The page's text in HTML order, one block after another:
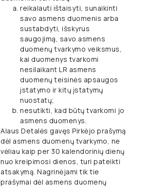
reikalauti ištaisyti, sunaikinti
savo asmens duomenis arba
sustabdyti, išskyrus
saugojimą, savo asmens
duomenų tvarkymo veiksmus,
kai duomenys tvarkomi
nesilaikant LR asmens
duomenų teisinės apsaugos
įstatymo ir kitų įstatymų
nuostatų;
nesutikti, kad būtų tvarkomi jo
asmens duomenys.
Alaus Detalės gavęs Pirkėjo prašymą
dėl asmens duomenų tvarkymo, ne
vėliau kaip per 30 kalendorinių dienų
nuo kreipimosi dienos, turi pateikti
atsakymą. Nagrinėjami tik tie
prašymai dėl asmens duomenų